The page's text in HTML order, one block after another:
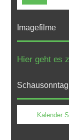
Imagefilme
Hier geht es
Kalender